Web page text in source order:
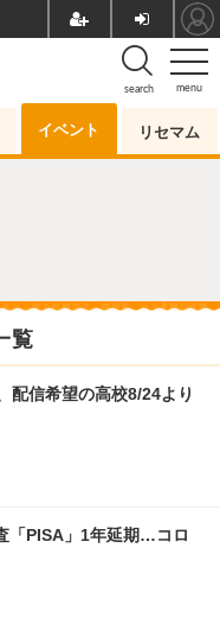
menu
search
イベント リセマム
覧
配信希望の高校8/24より
「PISA」1年延期…コロ